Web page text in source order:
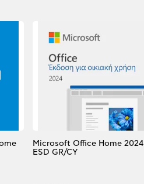
Microsoft Office Home 2024
ESD GR/CY